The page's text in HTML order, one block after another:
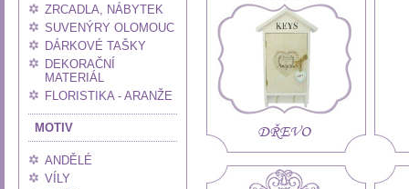
ZRCADLA, NÁBYTEK
SUVENÝRY OLOMOUC
DÁRKOVÉ TAŠKY
DEKORAČNÍ
MATERIÁL
FLORISTIKA - ARANŽE
MOTIV
ANDĚLÉ
VÍLY
DŘEVO